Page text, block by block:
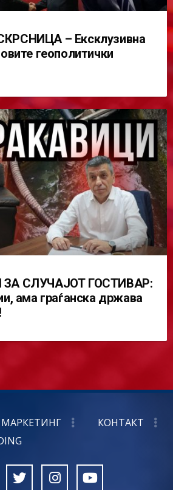
– Ексклузивна
геополитички
ЗА СЛУЧАЈОТ ГОСТИВАР:
ама граѓанска држава
МАРКЕТИНГ
КОНТАКТ